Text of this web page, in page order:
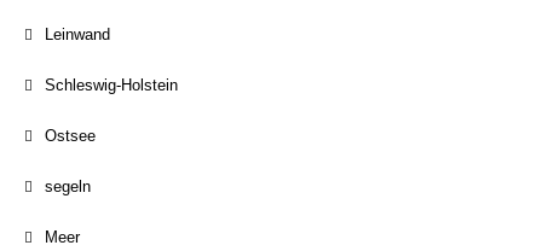
Leinwand
Schleswig-Holstein
Ostsee
segeln
Meer